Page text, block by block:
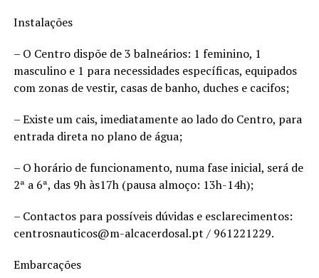
Instalações
– O Centro dispõe de 3 balneários: 1 feminino, 1
masculino e 1 para necessidades específicas, equipados
com zonas de vestir, casas de banho, duches e cacifos;
– Existe um cais, imediatamente ao lado do Centro, para
entrada direta no plano de água;
– O horário de funcionamento, numa fase inicial, será de
2ª a 6ª, das 9h às17h (pausa almoço: 13h-14h);
– Contactos para possíveis dúvidas e esclarecimentos:
centrosnauticos@m-alcacerdosal.pt / 961221229.
Embarcações